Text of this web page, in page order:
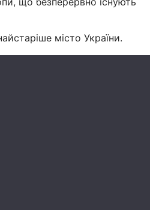
місто України.